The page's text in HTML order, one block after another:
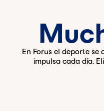
En Forus el deporte
impulsa cada día.